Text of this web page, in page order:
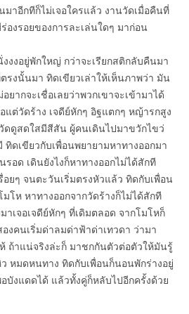
มาอีกทีก็ไม่เจอใครแล้ว งานวัดเมื่อคืนที่
องรอยของการละเล่นใดๆ มาก่อน
งงอยู่พักใหญ่ กว่าจะเรียกสติกลับคืนมา
รงนั้นมา ทิดเขียวเล่าให้เห็นภาพว่า มัน
ยากจะเชื่อเลยว่าพวกเขาจะเข้ามาได้
แต่วัดร้าง เจดีย์หักๆ อิฐแตกๆ หญ้ารกสูง
ดดูสดใสมีสีสัน ผู้คนเดินไปมาขวักไขว่
ดเขียวกับเพื่อนพยายามหาทางออกมา
อด เดินยังไงก็หาทางออกไม่ได้สักที
อยๆ จนตะวันเริ่มตรงหัวแล้ว ทิดกับเพื่อน
มโห หาทางออกจากวัดร้างก็ไม่ได้สักที
าเจอเจดีย์หักๆ ที่เดิมตลอด จากโมโหก็
งคนเริ่มด่าลมด่าฟ้าด่าเทวดา ว่ามา
ถ้าแน่จริงล่ะก็ มาชกกันตัวต่อตัวให้มันรู้
ว หมดหนทาง ทิดกับเพื่อนก็นอนพักร่างอยู่
อบังแดดได้ แล้วทั้งคู่ก็หลับไปอีกครั้งด้วย